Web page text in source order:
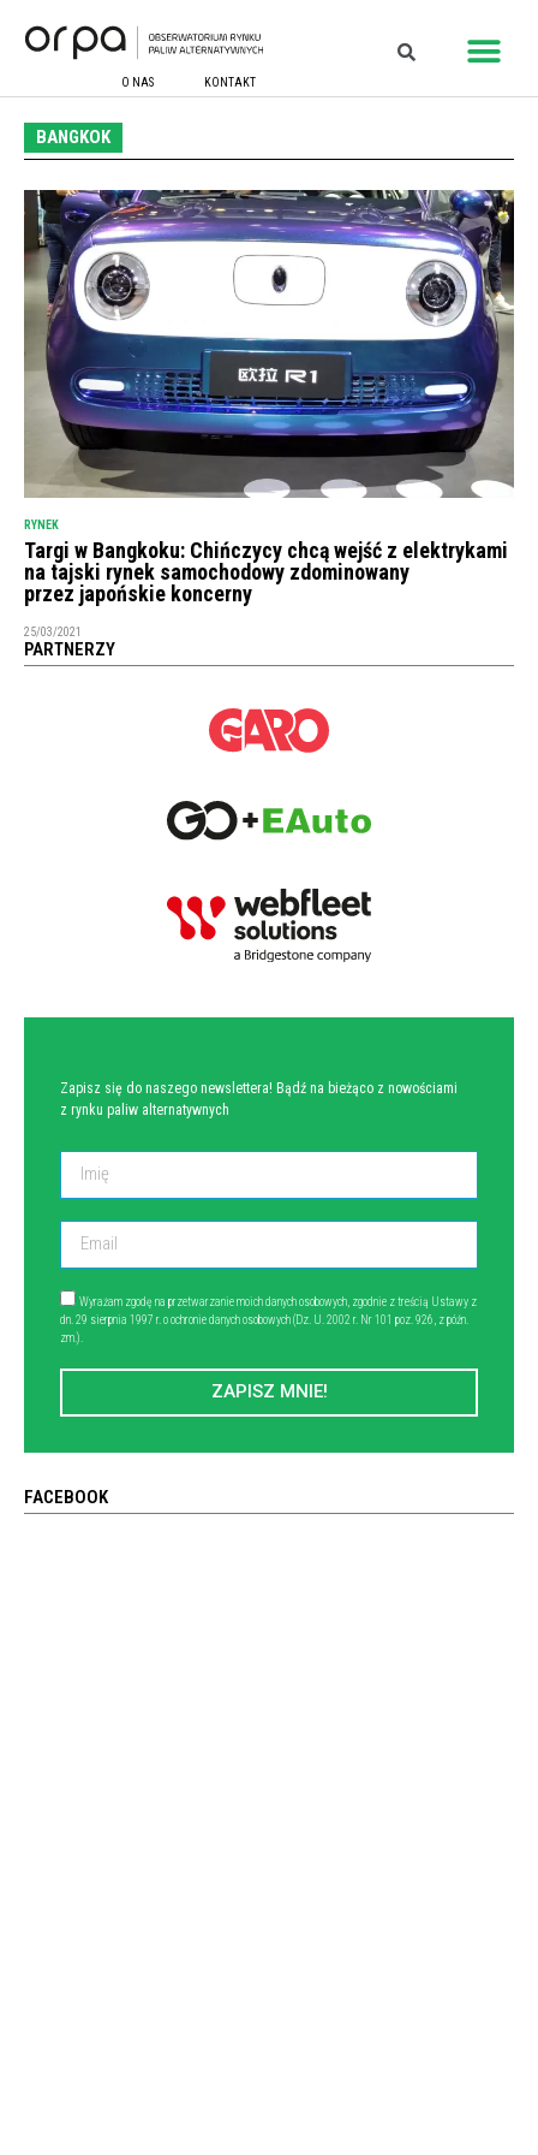
O NAS KONTAKT
BANGKOK
RYNEK
Targi w Bangkoku: Chińczycy chcą wejść z elektrykami
na tajski rynek samochodowy zdominowany
przez japońskie koncerny
25/03/2021
PARTNERZY
Zapisz się do naszego newslettera! Bądź na bieżąco z nowościami
z rynku paliw alternatywnych
Wyrażam zgodę na przetwarzanie moich danych osobowych, zgodnie z treścią Ustawy z
dn. 29 sierpnia 1997 r. o ochronie danych osobowych (Dz. U. 2002 r. Nr 101 poz. 926, z późn.
zm.).
ZAPISZ MNIE!
FACEBOOK